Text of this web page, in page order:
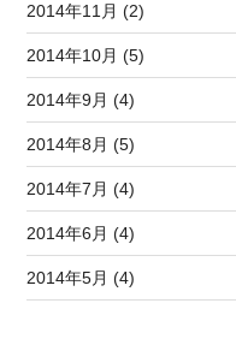
2014年11月 (2)
2014年10月 (5)
2014年9月 (4)
2014年8月 (5)
2014年7月 (4)
2014年6月 (4)
2014年5月 (4)